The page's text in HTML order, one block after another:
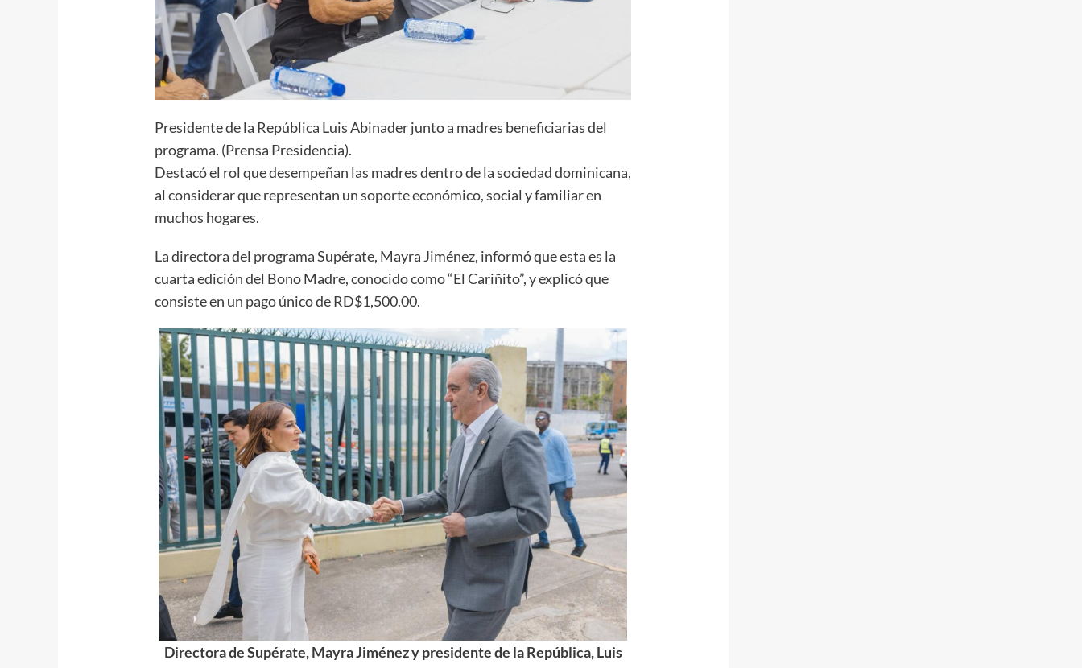
Presidente de la República Luis Abinader junto a madres beneficiarias del
programa. (Prensa Presidencia).
Destacó el rol que desempeñan las madres dentro de la sociedad dominicana,
al considerar que representan un soporte económico, social y familiar en
muchos hogares.
La directora del programa Supérate, Mayra Jiménez, informó que esta es la
cuarta edición del Bono Madre, conocido como “El Cariñito”, y explicó que
consiste en un pago único de RD$1,500.00.
Directora de Supérate, Mayra Jiménez y presidente de la República, Luis